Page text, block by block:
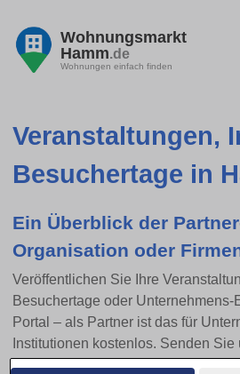
Wohnungsmarkt
Hamm.de
Wohnungen einfach finden
Veranstaltungen,
Besuchertage in
Ein Überblick der
Organisation oder
Veröffentlichen Sie Ihre
Besuchertage oder Unternehmens-
Portal – als Partner ist das für
Institutionen kostenlos. Senden
per E-Mail zu.